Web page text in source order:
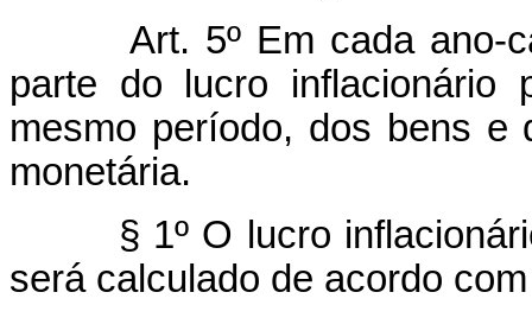
Art. 5º Em cada ano-
parte do lucro inflacionário
mesmo período, dos bens e
monetária.
§ 1º O lucro
será calculado de acordo